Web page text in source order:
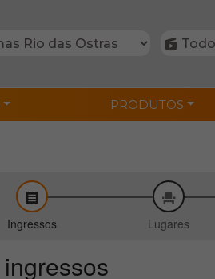
PRODUTOS